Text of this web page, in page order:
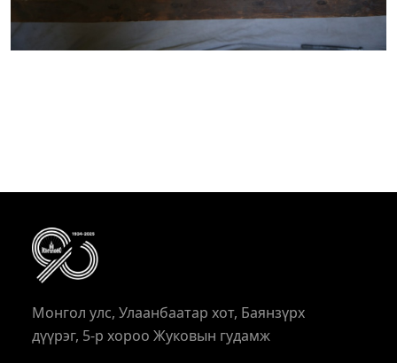
Монгол улс, Улаанбаатар хот, Баянзүрх
дүүрэг, 5-р хороо Жуковын гудамж